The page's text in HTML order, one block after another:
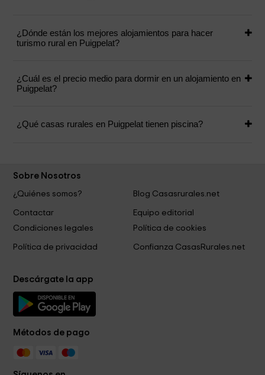
¿Dónde están los mejores alojamientos para hacer
turismo rural en Puigpelat?
¿Cuál es el precio medio para dormir en un alojamiento en
Puigpelat?
¿Qué casas rurales en Puigpelat tienen piscina?
Sobre Nosotros
¿Quiénes somos?
Blog Casasrurales.net
Contactar
Equipo editorial
Condiciones legales
Política de cookies
Política de privacidad Confianza CasasRurales.net
Descárgate la app
Métodos de pago